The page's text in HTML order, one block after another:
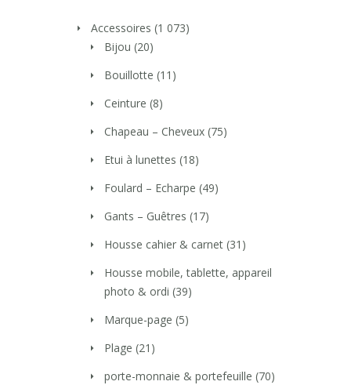
Accessoires (1 073)
Bijou (20)
Bouillotte (11)
Ceinture (8)
Chapeau – Cheveux (75)
Etui à lunettes (18)
Foulard – Echarpe (49)
Gants – Guêtres (17)
Housse cahier & carnet (31)
Housse mobile, tablette, appareil
photo & ordi (39)
Marque-page (5)
Plage (21)
porte-monnaie & portefeuille (70)